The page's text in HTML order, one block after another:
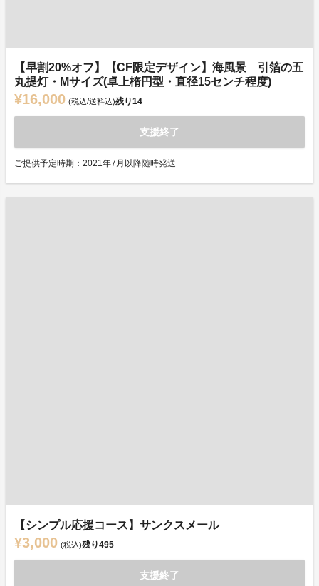
【早割20%オフ】【CF限定デザイン】海風景 引箔の五
丸提灯・Mサイズ(卓上楕円型・直径15センチ程度)
¥16,000 (税込/送料込)残り14
支援終了
ご提供予定時期：2021年7月以降随時発送
【シンプル応援コース】サンクスメール
¥3,000 (税込)残り495
支援終了